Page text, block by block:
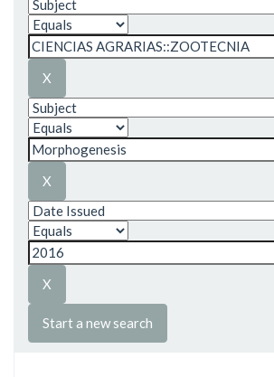
Start a new search